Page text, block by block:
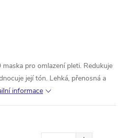
pro omlazení pleti. Redukuje
její tón. Lehká, přenosná a
informace